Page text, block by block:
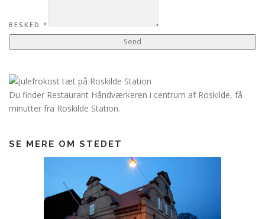
BESKED *
Send
Du finder Restaurant Håndværkeren i centrum af Roskilde, få
minutter fra Roskilde Station.
SE MERE OM STEDET